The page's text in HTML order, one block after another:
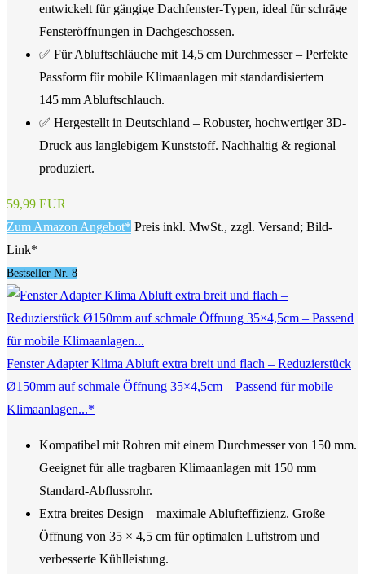
entwickelt für gängige Dachfenster-Typen, ideal für schräge
Fensteröffnungen in Dachgeschossen.
✅ Für Abluftschläuche mit 14,5 cm Durchmesser – Perfekte
Passform für mobile Klimaanlagen mit standardisiertem
145 mm Abluftschlauch.
✅ Hergestellt in Deutschland – Robuster, hochwertiger 3D-
Druck aus langlebigem Kunststoff. Nachhaltig & regional
produziert.
59,99 EUR
Zum Amazon Angebot* Preis inkl. MwSt., zzgl. Versand; Bild-
Link*
Bestseller Nr. 8
Fenster Adapter Klima Abluft extra breit und flach – Reduzierstück
Ø150mm auf schmale Öffnung 35×4,5cm – Passend für mobile
Klimaanlagen...*
Kompatibel mit Rohren mit einem Durchmesser von 150 mm.
Geeignet für alle tragbaren Klimaanlagen mit 150 mm
Standard-Abflussrohr.
Extra breites Design – maximale Ablufteffizienz. Große
Öffnung von 35 × 4,5 cm für optimalen Luftstrom und
verbesserte Kühlleistung.